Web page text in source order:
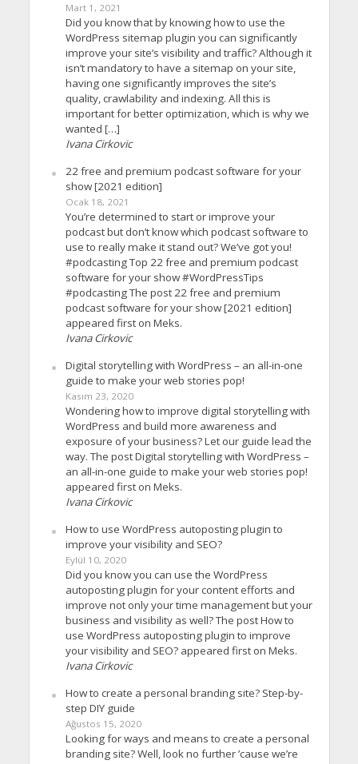
Mart 1, 2021
Did you know that by knowing how to use the
WordPress sitemap plugin you can significantly
improve your site’s visibility and traffic? Although it
isn’t mandatory to have a sitemap on your site,
having one significantly improves the site’s
quality, crawlability and indexing. All this is
important for better optimization, which is why we
wanted […]
Ivana Cirkovic
22 free and premium podcast software for your
show [2021 edition]
Ocak 18, 2021
You’re determined to start or improve your
podcast but don’t know which podcast software to
use to really make it stand out? We’ve got you!
#podcasting Top 22 free and premium podcast
software for your show #WordPressTips
#podcasting The post 22 free and premium
podcast software for your show [2021 edition]
appeared first on Meks.
Ivana Cirkovic
Digital storytelling with WordPress – an all-in-one
guide to make your web stories pop!
Kasım 23, 2020
Wondering how to improve digital storytelling with
WordPress and build more awareness and
exposure of your business? Let our guide lead the
way. The post Digital storytelling with WordPress –
an all-in-one guide to make your web stories pop!
appeared first on Meks.
Ivana Cirkovic
How to use WordPress autoposting plugin to
improve your visibility and SEO?
Eylül 10, 2020
Did you know you can use the WordPress
autoposting plugin for your content efforts and
improve not only your time management but your
business and visibility as well? The post How to
use WordPress autoposting plugin to improve
your visibility and SEO? appeared first on Meks.
Ivana Cirkovic
How to create a personal branding site? Step-by-
step DIY guide
Ağustos 15, 2020
Looking for ways and means to create a personal
branding site? Well, look no further ’cause we’re